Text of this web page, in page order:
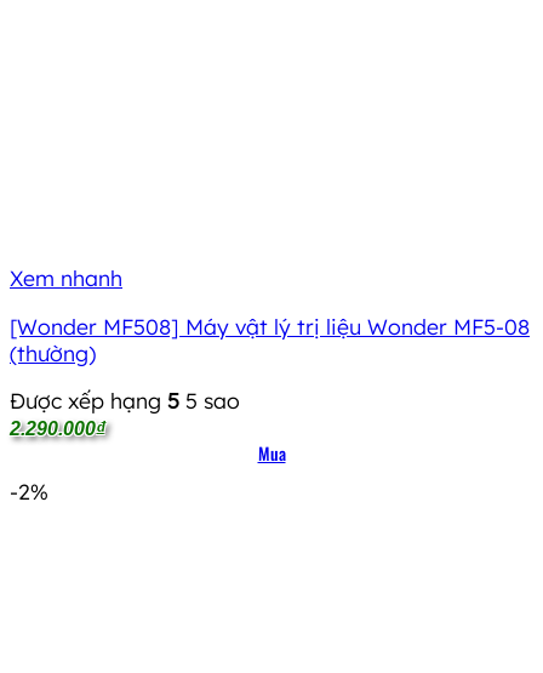
Xem nhanh
[Wonder MF508] Máy vật lý trị liệu Wonder MF5-08
(thường)
Được xếp hạng 5 5 sao
2.290.000₫
Mua
-2%